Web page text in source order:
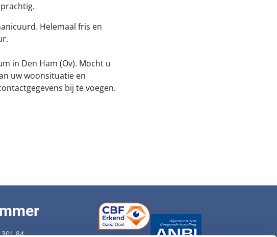
Helemaal fris en
in Den Ham (Ov). Mocht u
uw woonsituatie en
bij te voegen.
84